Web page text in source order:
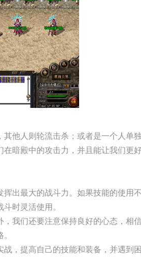
他人则轮流击杀；或者是一个人单独
暗殿中的攻击力，并且能让我们更
出最大的战斗力。如果技能的使用不
时灵活使用。
我们还要注意保持良好的心态，相
，提高自己的技能和装备，并遇到困